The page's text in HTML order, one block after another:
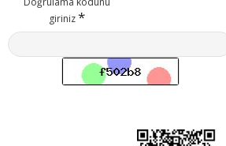
giriniz